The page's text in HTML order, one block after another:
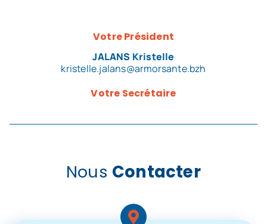
Votre Président
JALANS Kristelle
kristelle.jalans@armorsante.bzh
Votre Secrétaire
Nous Contacter